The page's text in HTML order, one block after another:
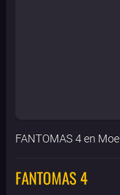
FANTOMAS 4 en Moe
FANTOMAS 4